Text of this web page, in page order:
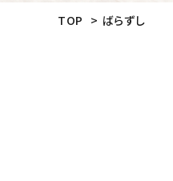
TOP > ばらずし